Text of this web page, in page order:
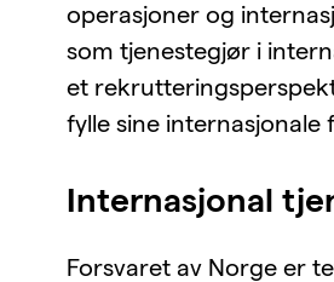
operasjoner og
som tjenestegjør i
et
fylle sine internasjonale
Internasjonal
Forsvaret av Norge er